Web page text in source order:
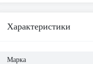
Характеристики
Марка